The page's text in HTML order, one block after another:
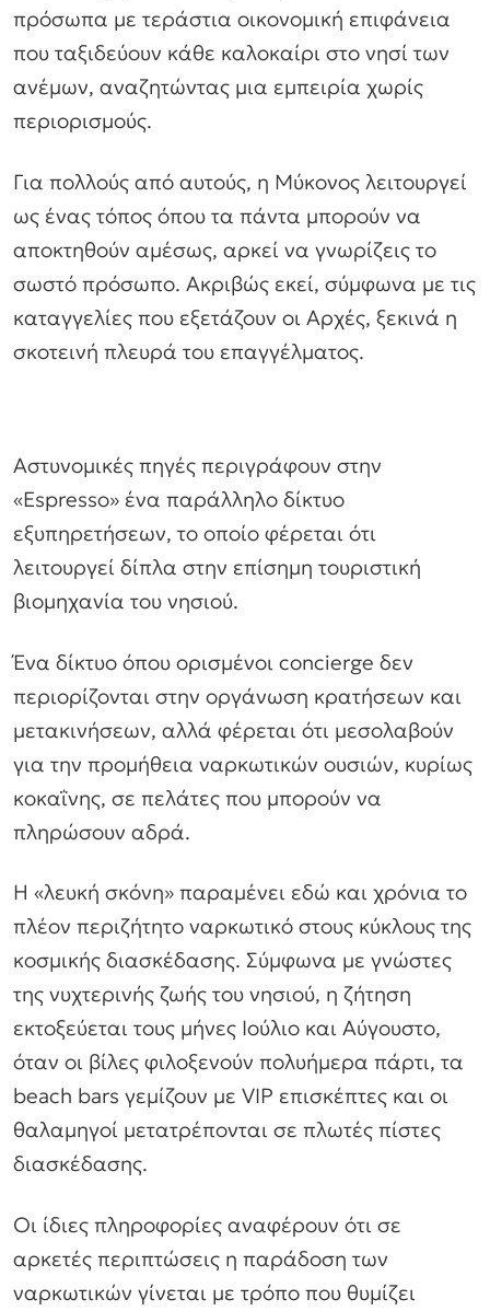
πρόσωπα με τεράστια οικονομική επιφάνεια
που ταξιδεύουν κάθε καλοκαίρι στο νησί των
ανέμων, αναζητώντας μια εμπειρία χωρίς
περιορισμούς.
Για πολλούς από αυτούς, η Μύκονος λειτουργεί
ως ένας τόπος όπου τα πάντα μπορούν να
αποκτηθούν αμέσως, αρκεί να γνωρίζεις το
σωστό πρόσωπο. Ακριβώς εκεί, σύμφωνα με τις
καταγγελίες που εξετάζουν οι Αρχές, ξεκινά η
σκοτεινή πλευρά του επαγγέλματος.
Αστυνομικές πηγές περιγράφουν στην
«Espresso» ένα παράλληλο δίκτυο
εξυπηρετήσεων, το οποίο φέρεται ότι
λειτουργεί δίπλα στην επίσημη τουριστική
βιομηχανία του νησιού.
Ένα δίκτυο όπου ορισμένοι concierge δεν
περιορίζονται στην οργάνωση κρατήσεων και
μετακινήσεων, αλλά φέρεται ότι μεσολαβούν
για την προμήθεια ναρκωτικών ουσιών, κυρίως
κοκαΐνης, σε πελάτες που μπορούν να
πληρώσουν αδρά.
Η «λευκή σκόνη» παραμένει εδώ και χρόνια το
πλέον περιζήτητο ναρκωτικό στους κύκλους της
κοσμικής διασκέδασης. Σύμφωνα με γνώστες
της νυχτερινής ζωής του νησιού, η ζήτηση
εκτοξεύεται τους μήνες Ιούλιο και Αύγουστο,
όταν οι βίλες φιλοξενούν πολυήμερα πάρτι, τα
beach bars γεμίζουν με VIP επισκέπτες και οι
θαλαμηγοί μετατρέπονται σε πλωτές πίστες
διασκέδασης.
Οι ίδιες πληροφορίες αναφέρουν ότι σε
αρκετές περιπτώσεις η παράδοση των
ναρκωτικών γίνεται με τρόπο που θυμίζει